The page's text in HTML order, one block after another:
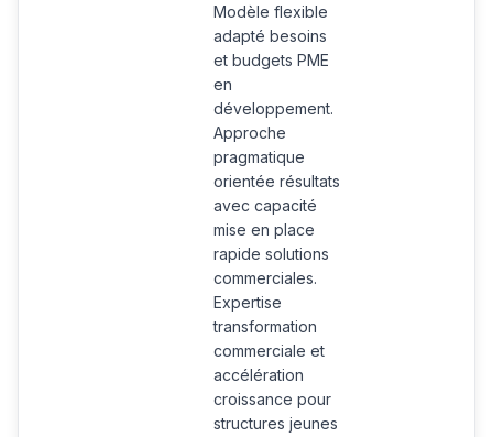
Modèle flexible
adapté besoins
et budgets PME
en
développement.
Approche
pragmatique
orientée résultats
avec capacité
mise en place
rapide solutions
commerciales.
Expertise
transformation
commerciale et
accélération
croissance pour
structures jeunes